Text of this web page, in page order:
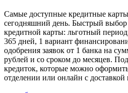
Самые доступные кредитные
сегодняшний день. Быстрый
кредитной карты: льготный
365 дней, 1 вариант
одобрения заявок от 1 банка на
рублей и со сроком до месяцев.
кредиток, которые можно
отделении или онлайн с